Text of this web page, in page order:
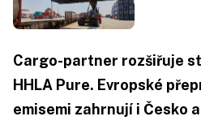
Cargo-partner rozšiřuje
HHLA Pure. Evropské
emisemi zahrnují i Česko